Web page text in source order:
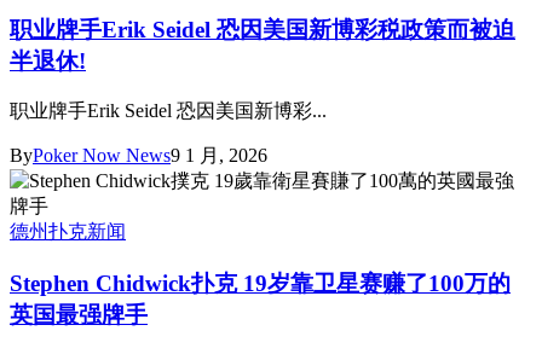
职业牌手Erik Seidel 恐因美国新博彩税政策而被迫
半退休!
职业牌手Erik Seidel 恐因美国新博彩...
ByPoker Now News9 1 月, 2026
德州扑克新闻
Stephen Chidwick扑克 19岁靠卫星赛赚了100万的
英国最强牌手